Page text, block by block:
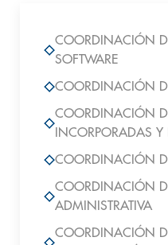
COORDINACIÓN
SOFTWARE
COORDINACIÓN
COORDINACIÓN
INCORPORADAS Y
COORDINACIÓN
COORDINACIÓN
ADMINISTRATIVA
COORDINACIÓN